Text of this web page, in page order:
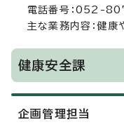
電話番号：052-
主な業務内容：健康
健康安全課
企画管理担当